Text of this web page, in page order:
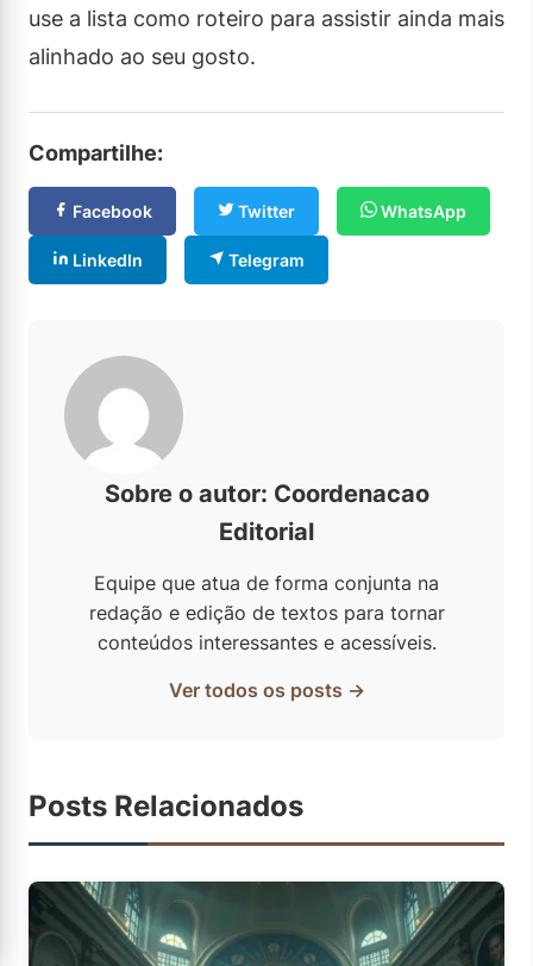
use a lista como roteiro para assistir ainda mais
alinhado ao seu gosto.
Compartilhe:
Facebook Twitter WhatsApp
LinkedIn Telegram
Sobre o autor: Coordenacao
Editorial
Equipe que atua de forma conjunta na
redação e edição de textos para tornar
conteúdos interessantes e acessíveis.
Ver todos os posts →
Posts Relacionados